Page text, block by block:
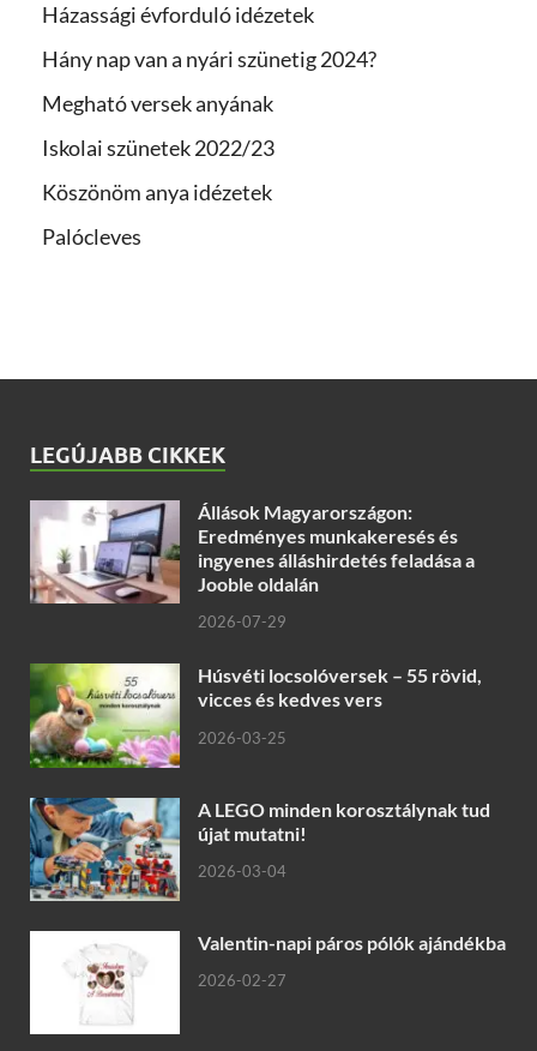
Házassági évforduló idézetek
Hány nap van a nyári szünetig 2024?
Megható versek anyának
Iskolai szünetek 2022/23
Köszönöm anya idézetek
Palócleves
LEGÚJABB CIKKEK
Állások Magyarországon:
Eredményes munkakeresés és
ingyenes álláshirdetés feladása a
Jooble oldalán
2026-07-29
Húsvéti locsolóversek – 55 rövid,
vicces és kedves vers
2026-03-25
A LEGO minden korosztálynak tud
újat mutatni!
2026-03-04
Valentin-napi páros pólók ajándékba
2026-02-27